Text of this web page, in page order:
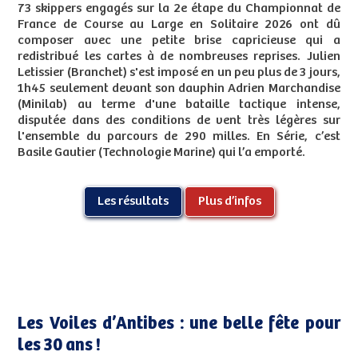
73 skippers engagés sur la 2e étape du Championnat de
France de Course au Large en Solitaire 2026 ont dû
composer avec une petite brise capricieuse qui a
redistribué les cartes à de nombreuses reprises. Julien
Letissier (Branchet) s'est imposé en un peu plus de 3 jours,
1h45 seulement devant son dauphin Adrien Marchandise
(Minilab) au terme d'une bataille tactique intense,
disputée dans des conditions de vent très légères sur
l'ensemble du parcours de 290 milles. En Série, c’est
Basile Gautier (Technologie Marine) qui l’a emporté.
Les résultats Plus d’infos
Les Voiles d’Antibes : une belle fête pour
les 30 ans !